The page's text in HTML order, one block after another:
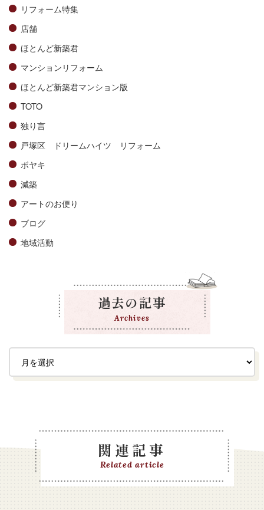
リフォーム特集
店舗
ほとんど新築君
マンションリフォーム
ほとんど新築君マンション版
TOTO
独り言
戸塚区 ドリームハイツ リフォーム
ボヤキ
減築
アートのお便り
ブログ
地域活動
過去の記事
Archives
関連記事
Related article